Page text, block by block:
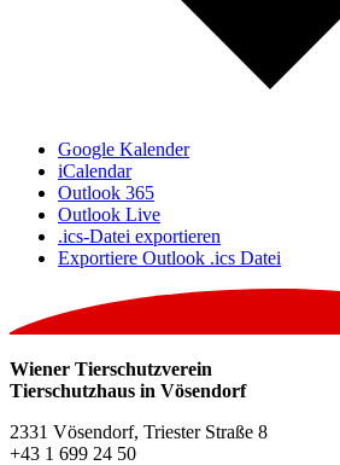
Google Kalender
iCalendar
Outlook 365
Outlook Live
.ics-Datei exportieren
Exportiere Outlook .ics Datei
Wiener Tierschutzverein
Tierschutzhaus in Vösendorf
2331 Vösendorf, Triester Straße 8
+43 1 699 24 50